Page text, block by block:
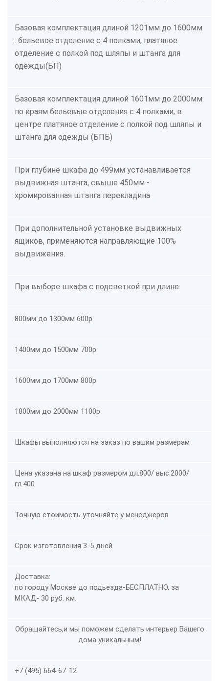
Базовая комплектация длиной 1201мм до 1600мм
: бельевое отделение с 4 полками, платяное
отделение с полкой под шляпы и штанга для
одежды(БП)
Базовая комплектация длиной 1601мм до 2000мм:
по краям бельевые отделения с 4 полками, в
центре платяное отделение с полкой под шляпы и
штанга для одежды (БПБ)
При глубине шкафа до 499мм устанавливается
выдвижная штанга, свыше 450мм -
хромированная штанга перекладина
При дополнительной установке выдвижных
ящиков, применяются направляющие 100%
выдвижения.
При выборе шкафа с подсветкой при длине:
800мм до 1300мм 600р
1400мм до 1500мм 700р
1600мм до 1700мм 800р
1800мм до 2000мм 1100р
Шкафы выполняются на заказ по вашим размерам
Цена указана на шкаф размером дл.800/ выс.2000/
гл.400
Точную стоимость уточняйте у менеджеров
Срок изготовления 3-5 дней
Доставка:
по городу Москве до подьезда-БЕСПЛАТНО, за
МКАД- 30 руб. км.
Обращайтесь,и мы поможем сделать интерьер Вашего
дома уникальным!
+7 (495) 664-67-12